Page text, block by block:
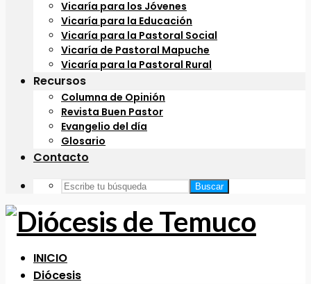
Vicaría para los Jóvenes
Vicaría para la Educación
Vicaría para la Pastoral Social
Vicaría de Pastoral Mapuche
Vicaría para la Pastoral Rural
Recursos
Columna de Opinión
Revista Buen Pastor
Evangelio del día
Glosario
Contacto
Buscar
INICIO
Diócesis